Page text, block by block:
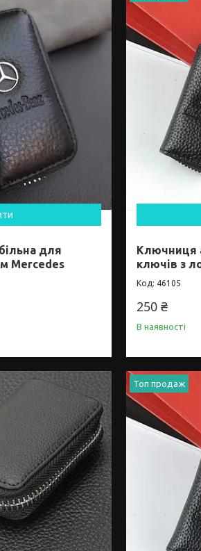
для
Mercedes
Ключниця
ключів з
46105
250 ₴
В наявності
Топ продаж